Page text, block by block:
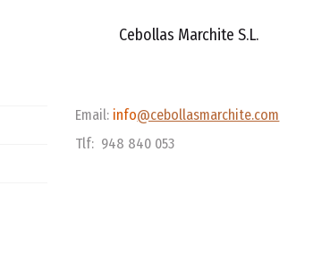
Cebollas Marchite S.L.
Email: info@cebollasmarchite.com
Tlf: 948 840 053